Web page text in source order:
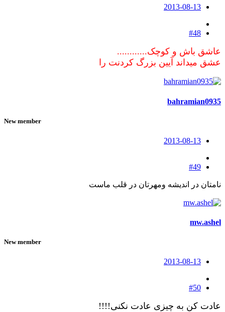
2013-08-13
#48
عاشق باش و کوچک............
عشق میداند آیین بزرگ کردنت را
bahramian0935
New member
2013-08-13
#49
نامتان در اندیشه ومهرتان در قلب ماست
mw.ashel
New member
2013-08-13
#50
عادت کن به چیزی عادت نکنی!!!!